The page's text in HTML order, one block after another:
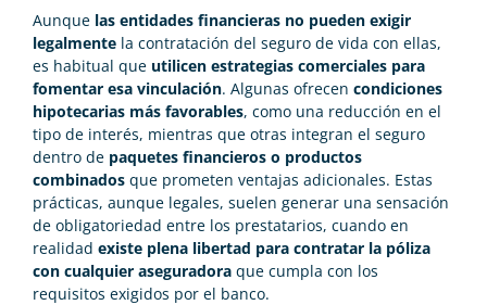
Aunque las entidades financieras no pueden exigir
legalmente la contratación del seguro de vida con ellas,
es habitual que utilicen estrategias comerciales para
fomentar esa vinculación. Algunas ofrecen condiciones
hipotecarias más favorables, como una reducción en el
tipo de interés, mientras que otras integran el seguro
dentro de paquetes financieros o productos
combinados que prometen ventajas adicionales. Estas
prácticas, aunque legales, suelen generar una sensación
de obligatoriedad entre los prestatarios, cuando en
realidad existe plena libertad para contratar la póliza
con cualquier aseguradora que cumpla con los
requisitos exigidos por el banco.